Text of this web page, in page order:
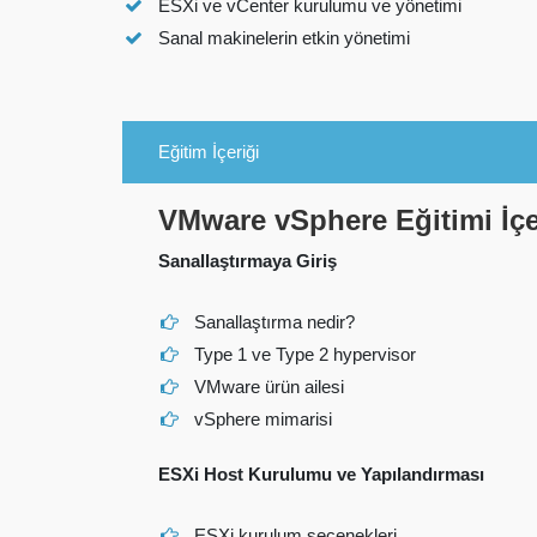
ESXi vevCenter kurulumu ve yönetimi
Sanal makinelerin etkin yönetimi
Eğitim İçeriği
VMware vSphere Eğitimi
Sanallaştırmaya Giriş
Sanallaştırma nedir?
Type 1 ve Type 2 hypervisor
VMware ürün ailesi
vSphere mimarisi
ESXi Host Kurulumu ve Yapılandırması